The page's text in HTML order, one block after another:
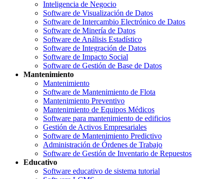
Inteligencia de Negocio
Software de Visualización de Datos
Software de Intercambio Electrónico de Datos
Software de Minería de Datos
Software de Análisis Estadístico
Software de Integración de Datos
Software de Impacto Social
Software de Gestión de Base de Datos
Mantenimiento
Mantenimiento
Software de Mantenimiento de Flota
Mantenimiento Preventivo
Mantenimiento de Equipos Médicos
Software para mantenimiento de edificios
Gestión de Activos Empresariales
Software de Mantenimiento Predictivo
Administración de Órdenes de Trabajo
Software de Gestión de Inventario de Repuestos
Educativo
Software educativo de sistema tutorial